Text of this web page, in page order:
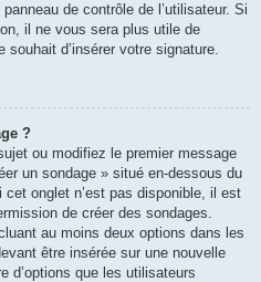
de contrôle de l’utilisateur. Si
il ne vous sera plus utile de
d’insérer votre signature.
?
ou modifiez le premier message
un sondage » situé en-dessous du
onglet n’est pas disponible, il est
de créer des sondages.
au moins deux options dans les
être insérée sur une nouvelle
d’options que les utilisateurs